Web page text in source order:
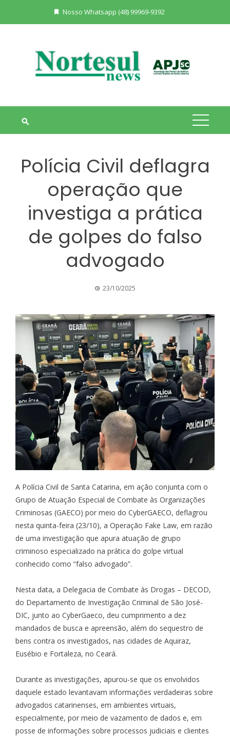
Nosso Whatsapp (48) 99969-9392
Polícia Civil deflagra
operação que
investiga a prática
de golpes do falso
advogado
23/10/2025
A Polícia Civil de Santa Catarina, em ação conjunta com o
Grupo de Atuação Especial de Combate às Organizações
Criminosas (GAECO) por meio do CyberGAECO, deflagrou
nesta quinta-feira (23/10), a Operação Fake Law, em razão
de uma investigação que apura atuação de grupo
criminoso especializado na prática do golpe virtual
conhecido como “falso advogado”.
Nesta data, a Delegacia de Combate às Drogas – DECOD,
do Departamento de Investigação Criminal de São José-
DIC, junto ao CyberGaeco, deu cumprimento a dez
mandados de busca e apreensão, além do sequestro de
bens contra os investigados, nas cidades de Aquiraz,
Eusébio e Fortaleza, no Ceará.
Durante as investigações, apurou-se que os envolvidos
daquele estado levantavam informações verdadeiras sobre
advogados catarinenses, em ambientes virtuais,
especialmente, por meio de vazamento de dados e, em
posse de informações sobre processos judiciais e clientes